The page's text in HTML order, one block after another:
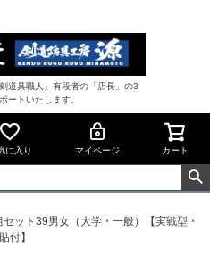
道具職人」有段者の「店長」の3
ートいたします。
に入り マイページ カート
ット39男女（大学・一般）【実戦型・
付】